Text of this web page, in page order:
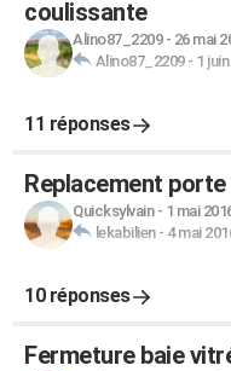
coulissante
Alino87_2209- 26 mai
Alino87_2209- 1
11 réponses
Replacement
Quicksylvain- 1 mai
lekabilien- 4 mai
10 réponses
Fermeture baie